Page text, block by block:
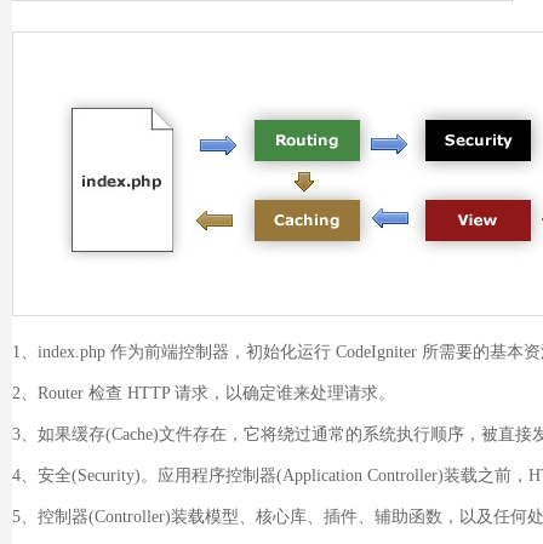
1、index.php 作为前端控制器，初始化运行 CodeIgniter 所需要的基本
2、Router 检查 HTTP 请求，以确定谁来处理请求。
3、如果缓存(Cache)文件存在，它将绕过通常的系统执行顺序，被直接
4、安全(Security)。应用程序控制器(Application Controller)装载之前，
5、控制器(Controller)装载模型、核心库、插件、辅助函数，以及任何